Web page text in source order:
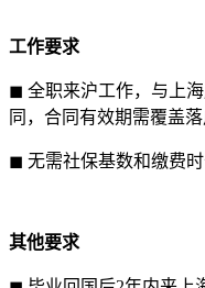
工作要求
◼ 全职来沪工作，与上
同，合同有效期需覆盖落
◼ 无需社保基数和缴费
其他要求